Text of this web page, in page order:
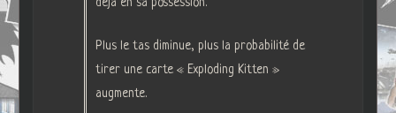
Plus le tas diminue, plus la probabilité de
tirer une carte « Exploding Kitten »
augmente.